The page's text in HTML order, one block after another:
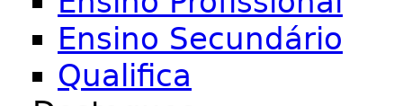
Ensino Secundário
Qualifica